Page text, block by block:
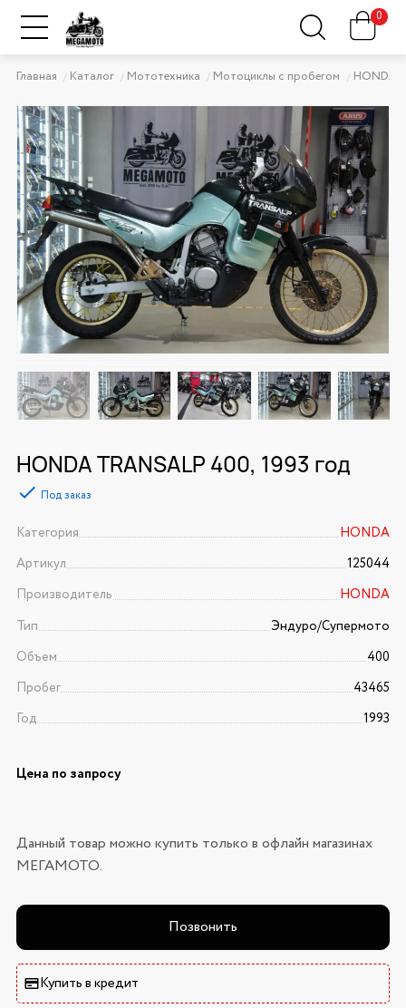
0
Главная Каталог Мототехника Мотоциклы с пробегом HONDA
HONDA TRANSALP 400, 1993 год
Под заказ
Категория
HONDA
Артикул
125044
Производитель
HONDA
Тип
Эндуро/Супермото
Объем
400
Пробег
43465
Год
1993
Цена по запросу
Данный товар можно купить только в офлайн магазинах
МЕГАМОТО.
Позвонить
Купить в кредит